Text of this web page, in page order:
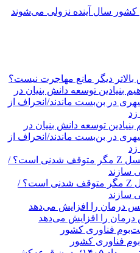
سال آینده نزولی می‌شوند
دیگر مانع مهاجرت نیست؟
توسعه دانش بنیان در
در بن‌بست ماندند/انحراف از
سیلیکن ولیِ تهران؛ این ایران نسل Z مگر متوقف شدنی است؟ /
سازند
را افزایش می‌دهد
فناوری کشور